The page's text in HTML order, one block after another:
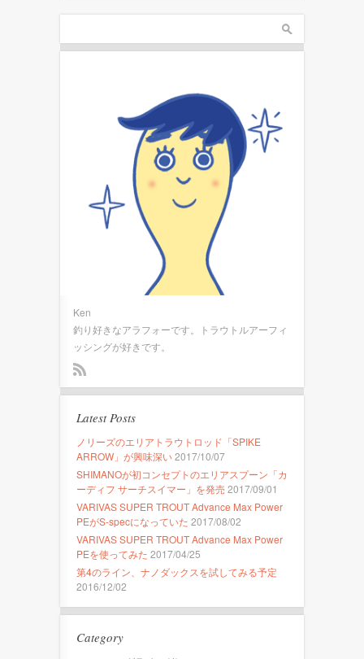
Ken
釣り好きなアラフォーです。トラウトルアーフィ
ッシングが好きです。
Latest Posts
ノリーズのエリアトラウトロッド「SPIKE
ARROW」が興味深い2017/10/07
SHIMANOが初コンセプトのエリアスプーン「カ
ーディフ サーチスイマー」を発売2017/09/01
VARIVAS SUPER TROUT Advance Max Power
PEがS-specになっていた 2017/08/02
VARIVAS SUPER TROUT Advance Max Power
PEを使ってみた 2017/04/25
第4のライン、ナノダックスを試してみる予定
2016/12/02
Category